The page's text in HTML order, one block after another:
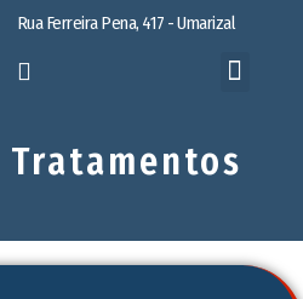
Rua Ferreira Pena, 417 - Umarizal
Tratamentos